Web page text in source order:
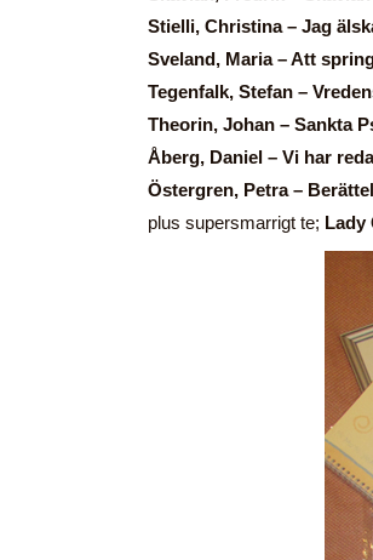
Stielli, Christina – Jag
Sveland, Maria – Att
Tegenfalk, Stefan –
Theorin, Johan – Sankta
Åberg, Daniel – Vi har
Östergren, Petra –
plus supersmarrigt te; Lady